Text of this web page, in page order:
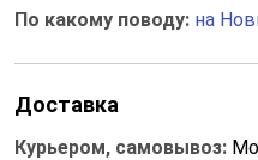
По какому поводу: на
Доставка
Курьером, самовывоз: